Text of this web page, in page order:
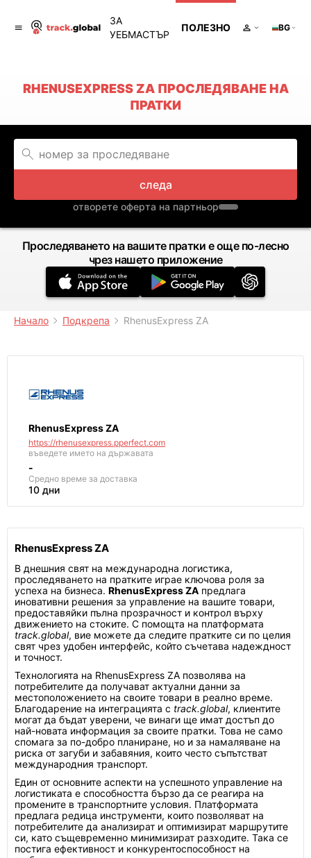
ЗА
УЕБМАСТЪР
ПОЛЕЗНО BG
RHENUSEXPRESS ZA ПРОСЛЕДЯВАНЕ НА
ПРАТКИ
следа
отворете оферта на партньор
Проследяването на вашите пратки е още по-лесно
чрез нашето приложение
Начало Подкрепа RhenusExpress ZA
RhenusExpress ZA
https://rhenusexpress.pperfect.com
въведете името на държавата
-
Средно време за доставка
10 дни
RhenusExpress ZA
В днешния свят на международна логистика,
проследяването на пратките играе ключова роля за
успеха на бизнеса. RhenusExpress ZA предлага
иновативни решения за управление на вашите товари,
предоставяйки пълна прозрачност и контрол върху
движението на стоките. С помощта на платформата
track.global, вие можете да следите пратките си по целия
свят чрез удобен интерфейс, който съчетава надеждност
и точност.
Технологията на RhenusExpress ZA позволява на
потребителите да получават актуални данни за
местоположението на своите товари в реално време.
Благодарение на интеграцията с track.global, клиентите
могат да бъдат уверени, че винаги ще имат достъп до
най-новата информация за своите пратки. Това не само
спомага за по-добро планиране, но и за намаляване на
риска от загуби и забавяния, които често съпътстват
международния транспорт.
Един от основните аспекти на успешното управление на
логистиката е способността бързо да се реагира на
промените в транспортните условия. Платформата
предлага редица инструменти, които позволяват на
потребителите да анализират и оптимизират маршрутите
си, като същевременно минимизират разходите. Така се
постига ефективност и конкурентоспособност на